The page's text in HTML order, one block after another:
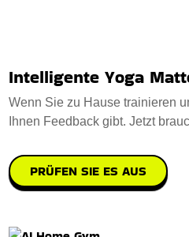
Intelligente Yoga
Wenn Sie zu Hause trainieren
Ihnen Feedback gibt. Jetzt
PRÜFEN SIE ES AUS